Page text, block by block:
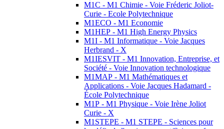
M1C - M1 Chimie - Voie Fréderic Joliot-
Curie - Ecole Polytechnique
M1ECO - M1 Economie
M1HEP - M1 High Energy Physics
M1I - M1 Informatique - Voie Jacques
Herbrand - X
M1IESVIT - M1 Innovation, Entreprise, et
Société - Voie Innovation technologique
M1MAP - M1 Mathématiques et
Applications - Voie Jacques Hadamard -
École Polytechnique
M1P - M1 Physique - Voie Irène Joliot
Curie - X
M1STEPE - M1 STEPE - Sciences pour